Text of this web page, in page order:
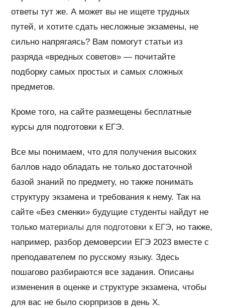
ответы тут же. А может вы не ищете трудных
путей, и хотите сдать несложные экзамены, не
сильно напрягаясь? Вам помогут статьи из
разряда «вредных советов» — почитайте
подборку самых простых и самых сложных
предметов.
Кроме того, на сайте размещены бесплатные
курсы для подготовки к ЕГЭ.
Все мы понимаем, что для получения высоких
баллов надо обладать не только достаточной
базой знаний по предмету, но также понимать
структуру экзамена и требования к нему. Так на
сайте «Без сменки» будущие студенты найдут не
только материалы для подготовки к ЕГЭ, но также,
например, разбор демоверсии ЕГЭ 2023 вместе с
преподавателем по русскому языку. Здесь
пошагово разбираются все задания. Описаны
изменения в оценке и структуре экзамена, чтобы
для вас не было сюрпризов в день Х.